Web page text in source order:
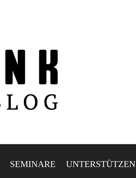
SEMINARE UNTERSTÜTZEN